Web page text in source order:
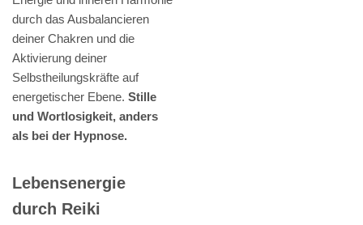
durch das Ausbalancieren
deiner Chakren und die
Aktivierung deiner
Selbstheilungskräfte auf
energetischer Ebene. Stille
und Wortlosigkeit, anders
als bei der Hypnose.
Lebensenergie
durch Reiki